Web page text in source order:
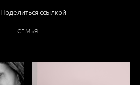
Поделиться ссылкой
СЕМЬЯ